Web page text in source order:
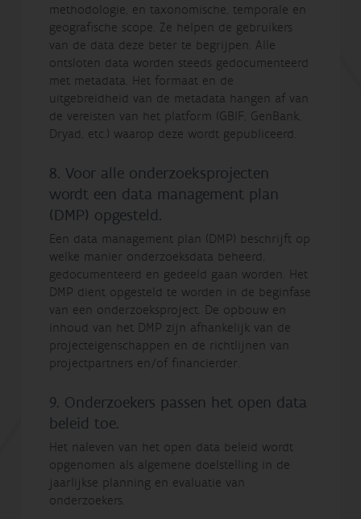
methodologie, en taxonomische, temporale en
geografische scope. Ze helpen de gebruikers
van de data deze beter te begrijpen. Alle
ontsloten data worden steeds gedocumenteerd
met metadata. Het formaat en de
uitgebreidheid van de metadata hangen af van
de vereisten van het platform (GBIF, GenBank,
Dryad, etc.) waarop deze wordt gepubliceerd.
8. Voor alle onderzoeksprojecten
wordt een data management plan
(DMP) opgesteld.
Een data management plan (DMP) beschrijft op
welke manier onderzoeksdata beheerd,
gedocumenteerd en gedeeld gaan worden. Het
DMP dient opgesteld te worden in de beginfase
van een onderzoeksproject. De opbouw en
inhoud van het DMP zijn afhankelijk van de
projecteigenschappen en de richtlijnen van
projectpartners en/of financierder.
9. Onderzoekers passen het open data
beleid toe.
Het naleven van het open data beleid wordt
opgenomen als algemene doelstelling in de
jaarlijkse planning en evaluatie van
onderzoekers.